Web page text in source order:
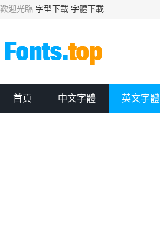
歡迎光臨 字型下載 字體下載
首頁 中文字體 英文字體